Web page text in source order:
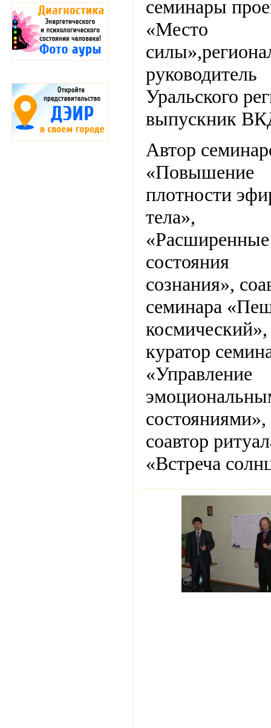
семинары
«Место
руководитель
Уральского
выпускник
Автор
«Повышение
плотности
тела»,
«Расширенные
состояния
сознания»,
семинара
космический»,
куратор
«Управление
состояниями»,
соавтор
«Встреча